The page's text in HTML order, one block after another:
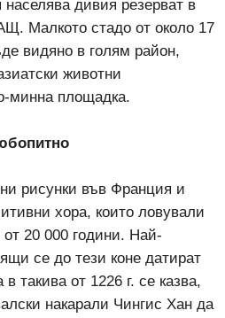
дивия резерват в
Малкото стадо от около 17
видяно в голям район,
животни
минна площадка.
рисунки във Франция и
хора, които ловували
от 20 000 години. Най-
се до тези коне датират
такива от 1226 г. се казва,
накарали Чингис Хан да